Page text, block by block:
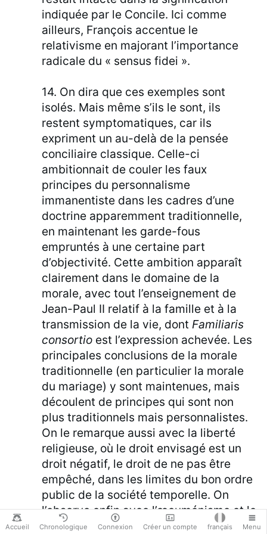
Accueil Chronologique Connexion Créer un compte français Menu
indiquée par le Concile. Ici comme
ailleurs, François accentue le
relativisme en majorant l’importance
radicale du « sensus fidei ».
14. On dira que ces exemples sont
isolés. Mais même s’ils le sont, ils
restent symptomatiques, car ils
expriment un au-delà de la pensée
conciliaire classique. Celle-ci
ambitionnait de couler les faux
principes du personnalisme
immanentiste dans les cadres d’une
doctrine apparemment traditionnelle,
en maintenant les garde-fous
empruntés à une certaine part
d’objectivité. Cette ambition apparaît
clairement dans le domaine de la
morale, avec tout l’enseignement de
Jean-Paul II relatif à la famille et à la
transmission de la vie, dontFamiliaris
consortio est l’expression achevée. Les
principales conclusions de la morale
traditionnelle (en particulier la morale
du mariage) y sont maintenues, mais
découlent de principes qui sont non
plus traditionnels mais personnalistes.
On le remarque aussi avec la liberté
religieuse, où le droit envisagé est un
droit négatif, le droit de ne pas être
empêché, dans les limites du bon ordre
public de la société temporelle. On
l’observe enfin avec l’œcuménisme et le
dialogue interreligieux, où, quelle que